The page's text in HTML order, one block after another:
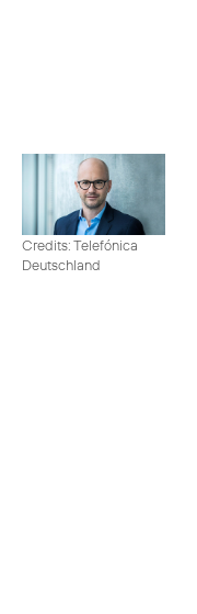
Credits: Telefónica
Deutschland